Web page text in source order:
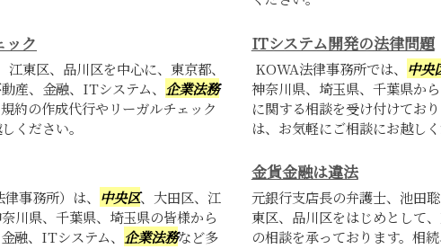
ック
江東区、品川区を中心に、東京都、
産、金融、ITシステム、 企業法務
約の作成代行やリーガルチェック
ください。
ITシステム開発の法律問題
KOWA法律事務所では、 中央
神奈川県、埼玉県、千葉県か
に関する相談を受け付けてお
は、お気軽にご相談にお越しく
事務所）は、 中央区、大田区、江
川県、千葉県、埼玉県の皆様から
融、ITシステム、 企業法務など多
金貨金融は違法
元銀行支店長の弁護士、池田
東区、品川区をはじめとして
の相談を承っております。相